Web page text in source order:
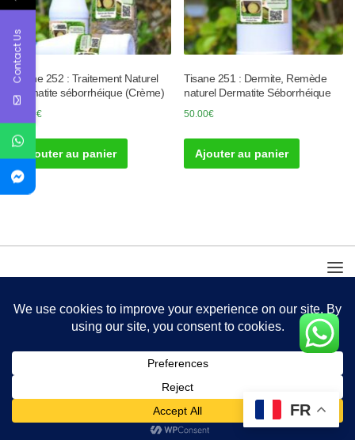
Tisane 252 : Traitement Naturel
Dermatite séborrhéique (Crème)
45.00€
Ajouter au panier
Tisane 251 : Dermite, Remède
naturel Dermatite Séborrhéique
50.00€
Ajouter au panier
FR
Contact Us